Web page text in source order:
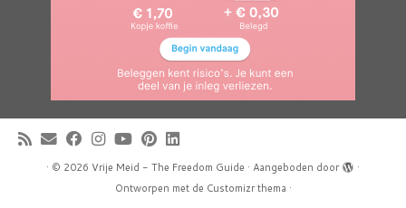
· © 2026 Vrije Meid - The Freedom Guide · Aangeboden door
·
Ontworpen met de Customizr thema ·